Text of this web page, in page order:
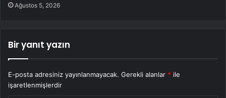
Ağustos 5, 2026
Bir yanıt yazın
E-posta adresiniz yayınlanmayacak. Gerekli alanlar * ile
işaretlenmişlerdir